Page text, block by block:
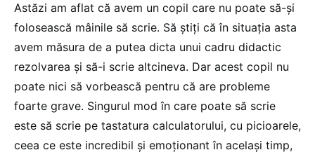
Astăzi am aflat că avem un copil care nu poate să-și
folosească mâinile să scrie. Să știți că în situația asta
avem măsura de a putea dicta unui cadru didactic
rezolvarea și să-i scrie altcineva. Dar acest copil nu
poate nici să vorbească pentru că are probleme
foarte grave. Singurul mod în care poate să scrie
este să scrie pe tastatura calculatorului, cu picioarele,
ceea ce este incredibil și emoționant în același timp,